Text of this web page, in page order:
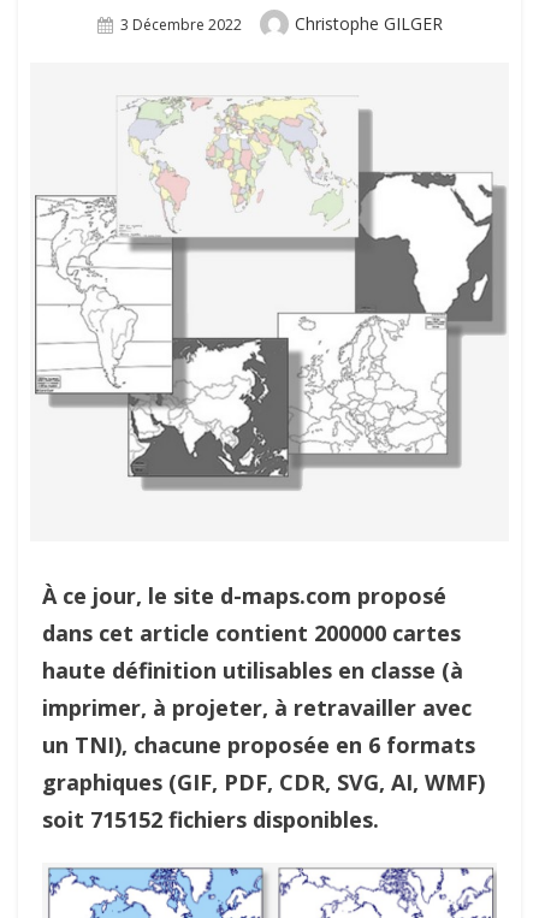
Posted
3 Décembre 2022 Author
Christophe GILGER
À ce jour, le site d-maps.com proposé
dans cet article contient 200000 cartes
haute définition utilisables en classe (à
imprimer, à projeter, à retravailler avec
un TNI), chacune proposée en 6 formats
graphiques (GIF, PDF, CDR, SVG, AI, WMF)
soit 715152 fichiers disponibles.